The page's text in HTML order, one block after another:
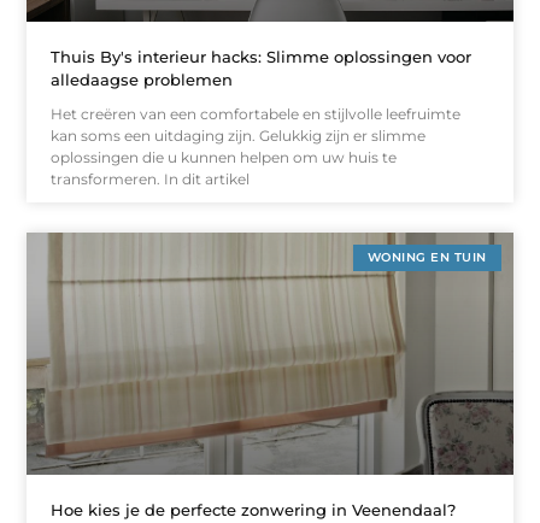
Thuis By's interieur hacks: Slimme oplossingen voor
alledaagse problemen
Het creëren van een comfortabele en stijlvolle leefruimte
kan soms een uitdaging zijn. Gelukkig zijn er slimme
oplossingen die u kunnen helpen om uw huis te
transformeren. In dit artikel
WONING EN TUIN
Hoe kies je de perfecte zonwering in Veenendaal?